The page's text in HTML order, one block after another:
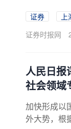
证券
证券时报网
人民日报
社会领域
加快形成以
外大势，根